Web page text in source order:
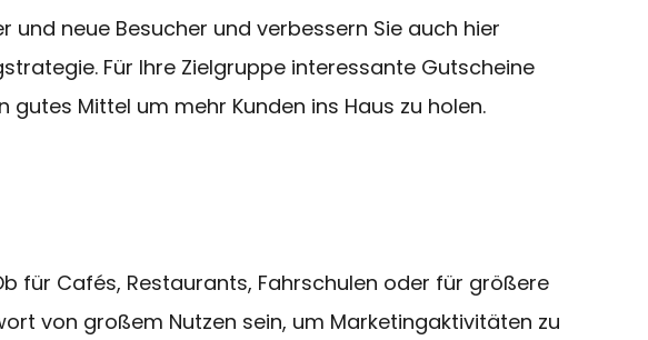
und neue Besucher und verbessern Sie auch hier
Für Ihre Zielgruppe interessante Gutscheine
gutes Mittel um mehr Kunden ins Haus zu holen.
für Cafés, Restaurants, Fahrschulen oder für größere
von großem Nutzen sein, um Marketingaktivitäten zu